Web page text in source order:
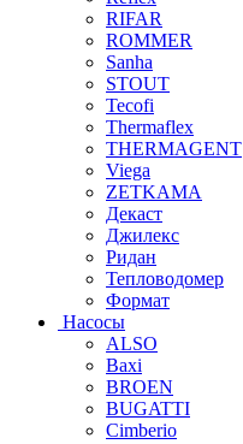
RIFAR
ROMMER
Sanha
STOUT
Tecofi
Thermaflex
THERMAGENT
Viega
ZETKAMA
Декаст
Джилекс
Ридан
Тепловодомер
Формат
Насосы
ALSO
Baxi
BROEN
BUGATTI
Cimberio